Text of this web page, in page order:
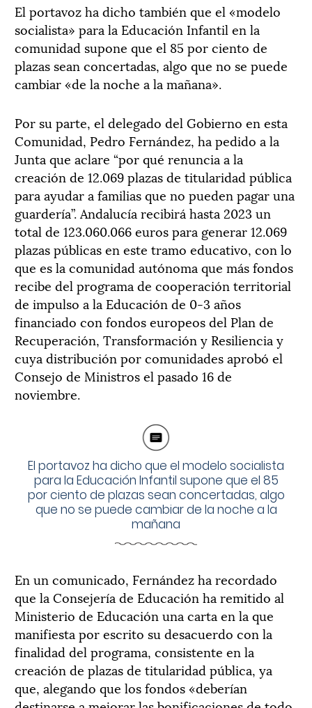
El portavoz ha dicho también que el «modelo
socialista» para la Educación Infantil en la
comunidad supone que el 85 por ciento de
plazas sean concertadas, algo que no se puede
cambiar «de la noche a la mañana».
Por su parte, el delegado del Gobierno en esta
Comunidad, Pedro Fernández, ha pedido a la
Junta que aclare “por qué renuncia a la
creación de 12.069 plazas de titularidad pública
para ayudar a familias que no pueden pagar una
guardería”. Andalucía recibirá hasta 2023 un
total de 123.060.066 euros para generar 12.069
plazas públicas en este tramo educativo, con lo
que es la comunidad autónoma que más fondos
recibe del programa de cooperación territorial
de impulso a la Educación de 0-3 años
financiado con fondos europeos del Plan de
Recuperación, Transformación y Resiliencia y
cuya distribución por comunidades aprobó el
Consejo de Ministros el pasado 16 de
noviembre.
El portavoz ha dicho que el modelo socialista
para la Educación Infantil supone que el 85
por ciento de plazas sean concertadas, algo
que no se puede cambiar de la noche a la
mañana
En un comunicado, Fernández ha recordado
que la Consejería de Educación ha remitido al
Ministerio de Educación una carta en la que
manifiesta por escrito su desacuerdo con la
finalidad del programa, consistente en la
creación de plazas de titularidad pública, ya
que, alegando que los fondos «deberían